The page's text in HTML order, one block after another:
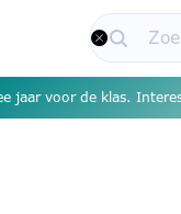
jaar voor de klas.